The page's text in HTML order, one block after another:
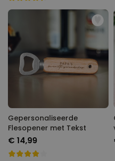
Gepersonaliseerde
Flesopener met Tekst
€ 14,99